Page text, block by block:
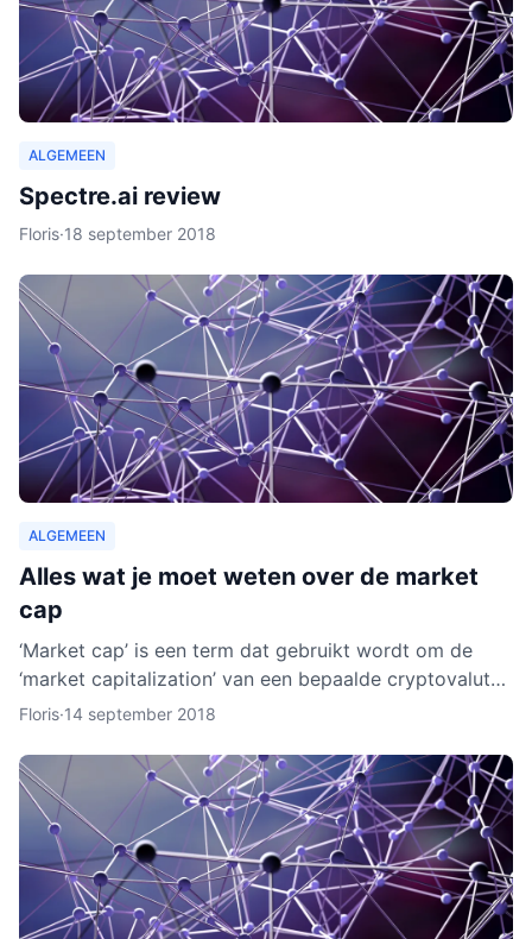
ALGEMEEN
Spectre.ai review
Floris·18 september 2018
ALGEMEEN
Alles wat je moet weten over de market
cap
‘Market cap’ is een term dat gebruikt wordt om de
‘market capitalization’ van een bepaalde cryptovaluta
uit te drukken. Aan de hand van berekeningen van de
Floris·14 september 2018